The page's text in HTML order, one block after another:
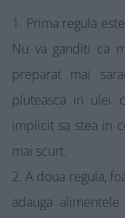
Prima regula
Nu va ganditi ca
preparat mai
pluteasca in ulei
implicit sa stea in
mai scurt.
A doua regula,
adauga